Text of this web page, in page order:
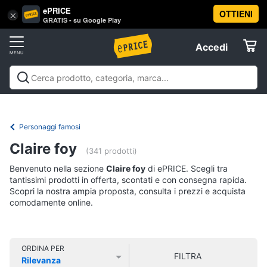
× ePRICE
GRATIS - su Google Play
OTTIENI
Accedi
Accedi
Registrati
Offerte
Informatica
Telefonia
Tv
Cinema
Vai
al
Libri,
cd
e
Libri
Religione
Spiritualità
Attualità,
politica
e
Cucina
Personaggi famosi
Claire foy (341 prodotti)
Benvenuto nella sezione Claire foy di ePRICE. Scegli tra
tantissimi prodotti in offerta, scontati e con consegna rapida.
Scopri la nostra ampia proposta, consulta i prezzi e acquista
comodamente online.
ORDINA PER
Rilevanza
FILTRA